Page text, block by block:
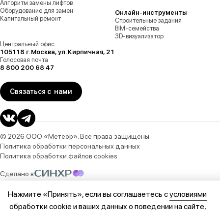
Алгоритм замены лифтов
Оборудование для замен
Капитальный ремонт
Онлайн-инструменты
Строительные задания
BIM-семейства
3D-визуализатор
Центральный офис
105118 г. Москва, ул. Кирпичная, 21
Голосовая почта
8 800 200 68 47
Связаться с нами
© 2026 ООО «Метеор». Все права защищены.
Политика обработки персональных данных
Политика обработки файлов cookies
Сделано в
Нажмите «Принять», если вы соглашаетесь сусловиями
обработки cookie и ваших данных о поведении на сайте,